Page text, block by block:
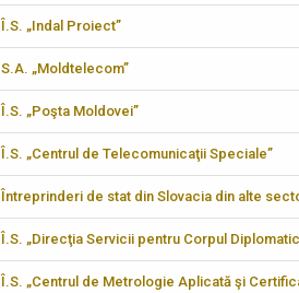
Î.S. „Indal Proiect”
S.A. „Moldtelecom”
Î.S. „Poşta Moldovei”
Î.S. „Centrul de Telecomunicaţii Speciale”
Întreprinderi de stat din Slovacia din alte
Î.S. „Direcţia Servicii pentru Corpul
Î.S. „Centrul de Metrologie Aplicată şi